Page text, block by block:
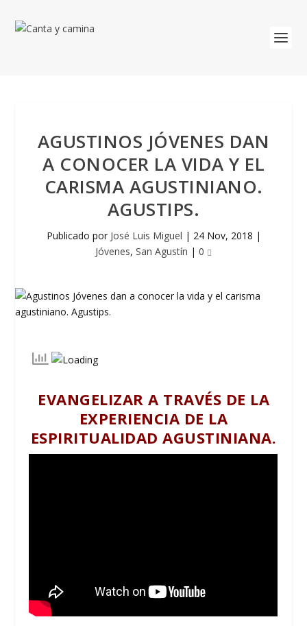
AGUSTINOS JÓVENES DAN
A CONOCER LA VIDA Y EL
CARISMA AGUSTINIANO.
AGUSTIPS.
Publicado por José Luis Miguel | 24 Nov, 2018 |
Jóvenes, San Agustín | 0
EVANGELIZAR A TRAVÉS DE LA
EXPERIENCIA DE LA
ESPIRITUALIDAD AGUSTINIANA.